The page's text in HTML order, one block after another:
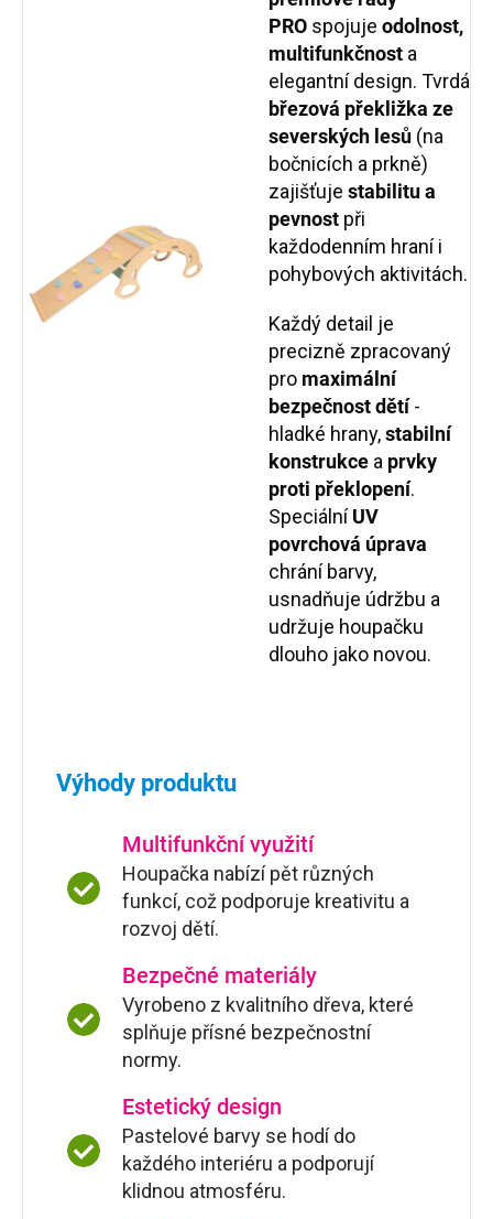
PRO spojuje odolnost,
multifunkčnost a
elegantní design. Tvrdá
březová překližka ze
severských lesů (na
bočnicích a prkně)
zajišťuje stabilitu a
pevnost při
každodenním hraní i
pohybových aktivitách.
Každý detail je
precizně zpracovaný
pro maximální
bezpečnost dětí-
hladké hrany,stabilní
konstrukce a prvky
proti překlopení.
SpeciálníUV
povrchová úprava
chrání barvy,
usnadňuje údržbu a
udržuje houpačku
dlouho jako novou.
Výhody produktu
Multifunkční využití
Houpačka nabízí pět různých
funkcí, což podporuje kreativitu a
rozvoj dětí.
Bezpečné materiály
Vyrobeno z kvalitního dřeva, které
splňuje přísné bezpečnostní
normy.
Estetický design
Pastelové barvy se hodí do
každého interiéru a podporují
klidnou atmosféru.